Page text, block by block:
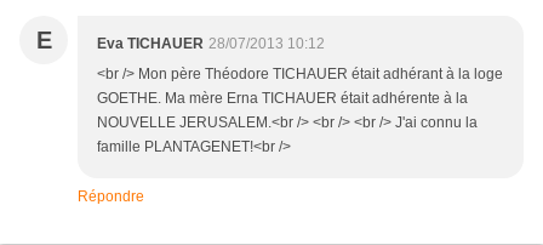
E Eva TICHAUER 28/07/2013 10:12
<br /> Mon père Théodore TICHAUER était adhérant à la loge
GOETHE. Ma mère Erna TICHAUER était adhérente à la
NOUVELLE JERUSALEM.<br /> <br /> <br /> J'ai connu la
famille PLANTAGENET!<br />
Répondre